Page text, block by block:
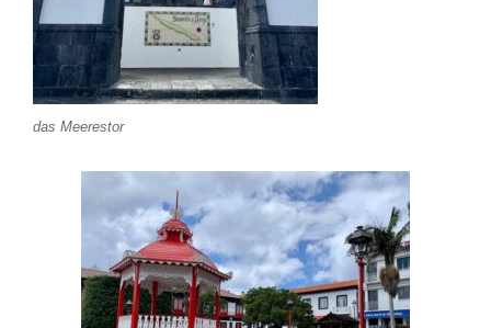
das Meerestor